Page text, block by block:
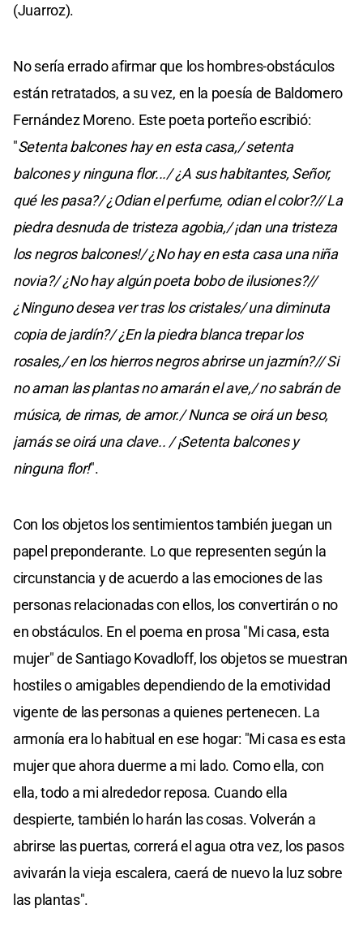
(Juarroz).
No sería errado afirmar que los hombres-obstáculos
están retratados, a su vez, en la poesía de Baldomero
Fernández Moreno. Este poeta porteño escribió:
"Setenta balcones hay en esta casa,/ setenta
balcones y ninguna flor.../ ¿A sus habitantes, Señor,
qué les pasa?/ ¿Odian el perfume, odian el color?// La
piedra desnuda de tristeza agobia,/ ¡dan una tristeza
los negros balcones!/ ¿No hay en esta casa una niña
novia?/ ¿No hay algún poeta bobo de ilusiones?//
¿Ninguno desea ver tras los cristales/ una diminuta
copia de jardín?/ ¿En la piedra blanca trepar los
rosales,/ en los hierros negros abrirse un jazmín?// Si
no aman las plantas no amarán el ave,/ no sabrán de
música, de rimas, de amor./ Nunca se oirá un beso,
jamás se oirá una clave.. / ¡Setenta balcones y
ninguna flor!".
Con los objetos los sentimientos también juegan un
papel preponderante. Lo que representen según la
circunstancia y de acuerdo a las emociones de las
personas relacionadas con ellos, los convertirán o no
en obstáculos. En el poema en prosa "Mi casa, esta
mujer" de Santiago Kovadloff, los objetos se muestran
hostiles o amigables dependiendo de la emotividad
vigente de las personas a quienes pertenecen. La
armonía era lo habitual en ese hogar: "Mi casa es esta
mujer que ahora duerme a mi lado. Como ella, con
ella, todo a mi alrededor reposa. Cuando ella
despierte, también lo harán las cosas. Volverán a
abrirse las puertas, correrá el agua otra vez, los pasos
avivarán la vieja escalera, caerá de nuevo la luz sobre
las plantas".